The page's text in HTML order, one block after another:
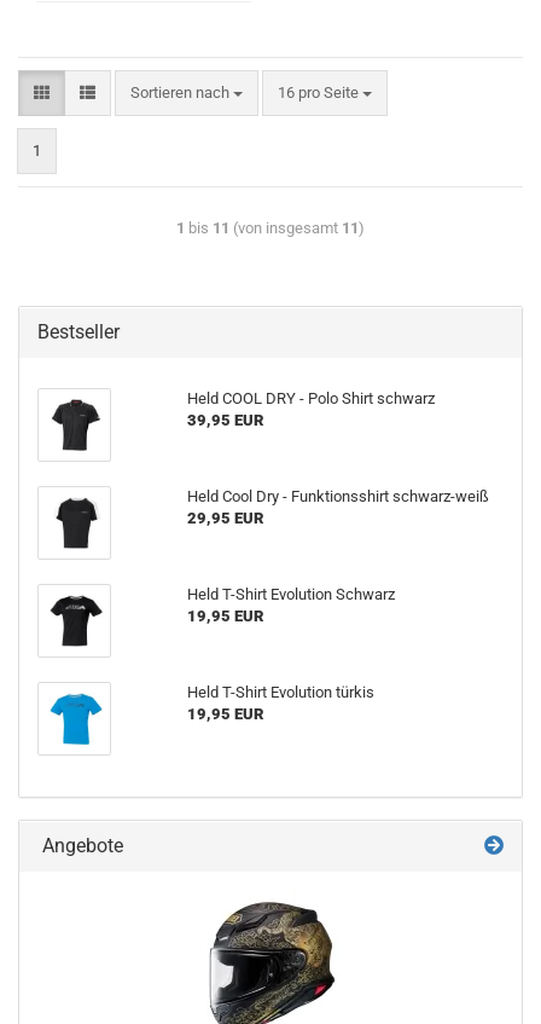
Sortieren nach 16 pro Seite
1
1 bis 11 (von insgesamt 11)
Bestseller
Held COOL DRY - Polo Shirt schwarz
39,95 EUR
Held Cool Dry - Funktionsshirt schwarz-weiß
29,95 EUR
Held T-Shirt Evolution Schwarz
19,95 EUR
Held T-Shirt Evolution türkis
19,95 EUR
Angebote